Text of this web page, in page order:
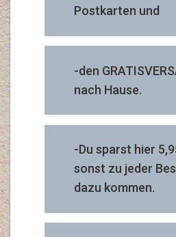
Postkarten und
-den
nach Hause.
-Du sparst hier
sonst zu jeder
dazu kommen.